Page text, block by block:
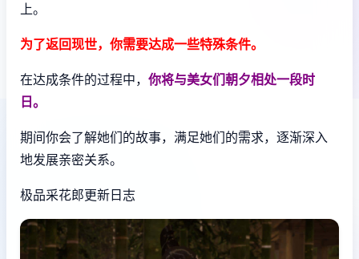
上。
为了返回现世，你需要达成一些特殊条件。
在达成条件的过程中， 你将与美女们朝夕相处一段时
日。
期间你会了解她们的故事，满足她们的需求，逐渐深入
地发展亲密关系。
极品采花郎更新日志